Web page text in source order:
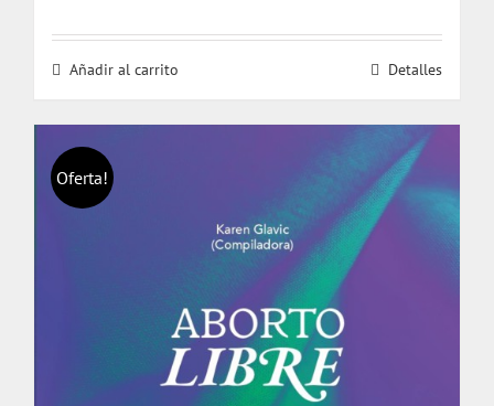
original
era:
actual
Añadir al carrito Detalles
Oferta!